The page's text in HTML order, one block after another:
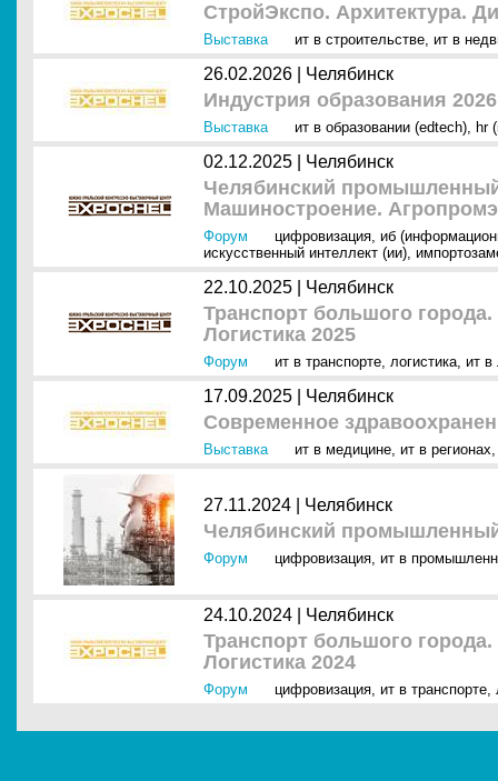
СтройЭкспо. Архитектура.
Выставка ит в строительстве, ит в
26.02.2026 | Челябинск
Индустрия образования 2026
Выставка ит в образовании (edtech), hr
02.12.2025 | Челябинск
Челябинский
Машиностроение.
Форум цифровизация, иб
искусственный интеллект (ии),
22.10.2025 | Челябинск
Транспорт большого
Логистика 2025
Форум ит в транспорте, логистика, ит в
17.09.2025 | Челябинск
Современное
Выставка ит в медицине, ит в регионах
27.11.2024 | Челябинск
Челябинский
Форум цифровизация, ит в
24.10.2024 | Челябинск
Транспорт большого
Логистика 2024
Форум цифровизация, ит в транспорте,